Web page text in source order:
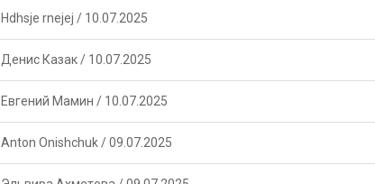
Hdhsje rnejej / 10.07.2025
Денис Казак/ 10.07.2025
Евгений Мамин / 10.07.2025
Anton Onishchuk/09.07.2025